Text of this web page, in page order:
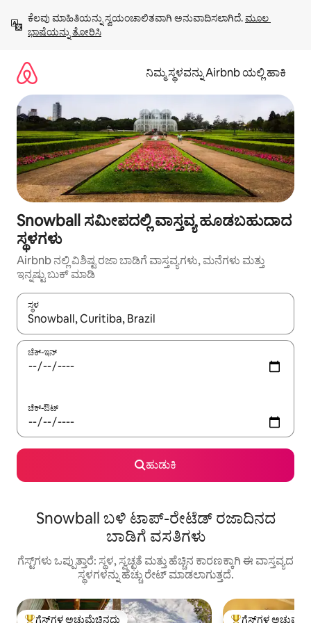
ಹೋಗಿ
ಕೆಲವು ಮಾಹಿತಿಯನ್ನು ಸ್ವಯಂಚಾಲಿತವಾಗಿ ಅನುವಾದಿಸಲಾಗಿದೆ. ಮೂಲ
ಭಾಷೆಯನ್ನು ತೋರಿಸಿ
ನಿಮ್ಮ ಸ್ಥಳವನ್ನು Airbnb ಯಲ್ಲಿ ಹಾಕಿ
Snowball ಸಮೀಪದಲ್ಲಿ ವಾಸ್ತವ್ಯ ಹೂಡಬಹುದಾದ
ಸ್ಥಳಗಳು
Airbnb ನಲ್ಲಿ ವಿಶಿಷ್ಟ ರಜಾ ಬಾಡಿಗೆ ವಾಸ್ತವ್ಯಗಳು, ಮನೆಗಳು ಮತ್ತು
ಇನ್ನಷ್ಟು ಬುಕ್ ಮಾಡಿ
ಸ್ಥಳ
ಫಲಿತಾಂಶಗಳು ಲಭ್ಯವಿರುವಾಗ, ಅಪ್ ಮತ್ತು ಡೌನ್ ಬಾಣದ ಕೀಲಿಗಳೊಂದಿಗೆ
ಚೆಕ್-ಇನ್
ಚೆಕ್-ಔಟ್
ಹುಡುಕಿ
Snowball ಬಳಿ ಟಾಪ್-ರೇಟೆಡ್ ರಜಾದಿನದ
ಬಾಡಿಗೆ ವಸತಿಗಳು
ಗೆಸ್ಟ್‌ಗಳು ಒಪ್ಪುತ್ತಾರೆ: ಸ್ಥಳ, ಸ್ವಚ್ಛತೆ ಮತ್ತು ಹೆಚ್ಚಿನ ಕಾರಣಕ್ಕಾಗಿ ಈ ವಾಸ್ತವ್ಯದ
ಸ್ಥಳಗಳನ್ನು ಹೆಚ್ಚು ರೇಟ್ ಮಾಡಲಾಗುತ್ತದೆ.
ಗೆಸ್ಟ್‌ಗಳ ಅಚ್ಚುಮೆಚ್ಚಿನದು ಗೆಸ್ಟ್‌ಗಳ